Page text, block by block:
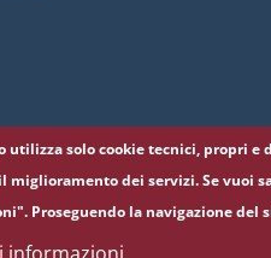
utilizza solo cookie tecnici, propri
miglioramento dei servizi. Se vuoi
Proseguendo la navigazione del
informazioni